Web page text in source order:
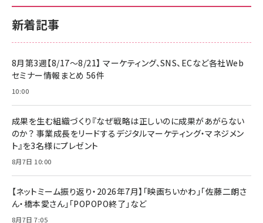
新着記事
8月第3週【8/17～8/21】 マーケティング、SNS、ECなど各社Web
セミナー情報まとめ 56件
10:00
成果を生む組織づくり『なぜ戦略は正しいのに成果があがらない
のか？ 事業成長をリードするデジタルマーケティング・マネジメン
ト』を3名様にプレゼント
8月7日 10:00
【ネットミーム振り返り・2026年7月】「映画ちいかわ」「佐藤二朗さ
ん・橋本愛さん」「POPOPO終了」など
8月7日 7:05